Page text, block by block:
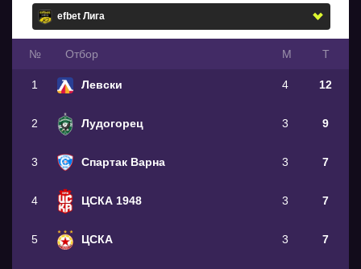
№ Oтбор М Т
1 Левски 4 12
2 Лудогорец 3 9
3 Спартак Варна 3 7
4 ЦСКА 1948 3 7
5 ЦСКА 3 7